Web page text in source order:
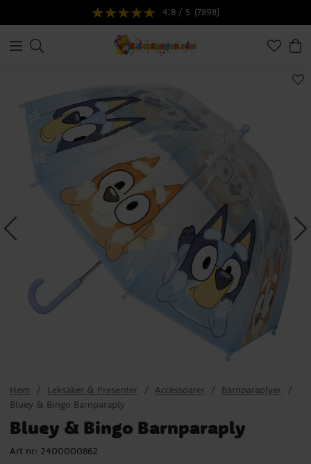
4.8 / 5 (7898)
Hem Leksaker & Presenter Accessoarer
Barnparaplyer
Bluey & Bingo Barnparaply
Bluey & Bingo Barnparaply
Art nr: 2400000862